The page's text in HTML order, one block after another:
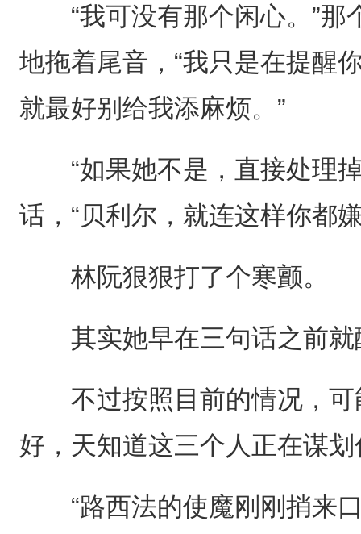
“我可没有那个闲心。”那
地拖着尾音，“我只是在提醒
就最好别给我添麻烦。”
“如果她不是，直接处理掉
话，“贝利尔，就连这样你都
林阮狠狠打了个寒颤。
其实她早在三句话之前就
不过按照目前的情况，可
好，天知道这三个人正在谋
“路西法的使魔刚刚捎来口